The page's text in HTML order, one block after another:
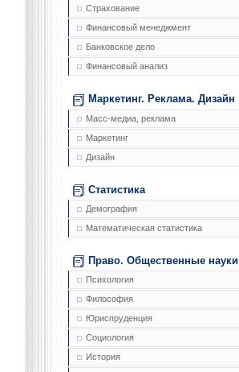
Страхование
Финансовый менеджмент
Банковское дело
Финансовый анализ
Маркетинг. Реклама. Дизайн
Масс-медиа, реклама
Маркетинг
Дизайн
Статистика
Демография
Математическая статистика
Право. Общественные науки
Психология
Философия
Юриспруденция
Социология
История